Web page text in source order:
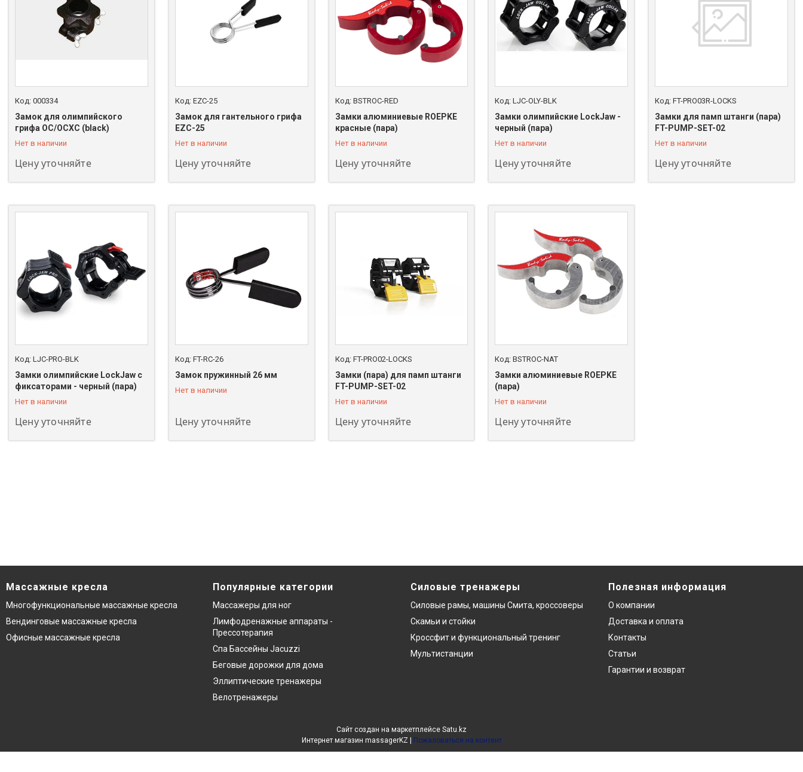
000334
Замок для олимпийского
грифа OC/OCXC (black)
Нет в наличии
Цену уточняйте
+7 (747) 208-00-00
EZC-25
Замок для гантельного грифа
EZC-25
Нет в наличии
Цену уточняйте
+7 (747) 208-00-00
BSTROC-RED
Замки алюминиевые ROEPKE
красные (пара)
Нет в наличии
Цену уточняйте
+7 (747) 208-00-00
LJC-OLY-BLK
Замки олимпийские LockJaw -
черный (пара)
Нет в наличии
Цену уточняйте
+7 (747) 208-00-00
FT-PRO03R-LOCKS
Замки для памп штанги (пара)
FT-PUMP-SET-02
Нет в наличии
Цену уточняйте
+7 (747) 208-00-00
LJC-PRO-BLK
Замки олимпийские LockJaw с
фиксаторами - черный (пара)
Нет в наличии
Цену уточняйте
+7 (747) 208-00-00
FT-RC-26
Замок пружинный 26 мм
Нет в наличии
Цену уточняйте
FT-PRO02-LOCKS
Замки (пара) для памп штанги
FT-PUMP-SET-02
Нет в наличии
Цену уточняйте
+7 (747) 208-00-00
BSTROC-NAT
Замки алюминиевые ROEPKE
(пара)
Нет в наличии
Цену уточняйте
+7 (747) 208-00-00
Массажные кресла
Многофункциональные массажные кресла
Вендинговые массажные кресла
Офисные массажные кресла
Популярные категории
Массажеры для ног
Лимфодренажные аппараты -
Прессотерапия
Спа Бассейны Jacuzzi
Беговые дорожки для дома
Эллиптические тренажеры
Велотренажеры
Силовые тренажеры
Силовые рамы, машины Смита, кроссоверы
Скамьи и стойки
Кроссфит и функциональный тренинг
Мультистанции
Полезная информация
О компании
Доставка и оплата
Контакты
Статьи
Гарантии и возврат
Сайт создан на маркетплейсе Satu.kz
Пожаловаться на контент